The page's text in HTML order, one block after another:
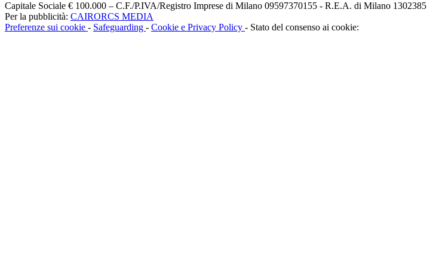
Capitale Sociale € 100.000 – C.F./P.IVA/Registro Imprese di Milano 09597370155 - R.E.A. di Milano 1302385
Per la pubblicità: CAIRORCS MEDIA
Preferenze sui cookie - Safeguarding - Cookie e Privacy Policy - Stato del consenso ai cookie: